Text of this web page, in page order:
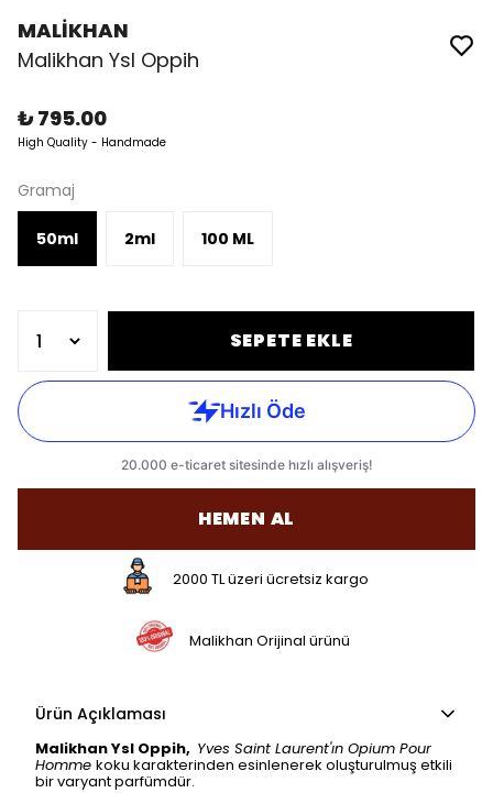
MALİKHAN
Malikhan Ysl Oppih
₺ 795.00
High Quality - Handmade
Gramaj
50ml 2ml 100 ML
SEPETE EKLE
HEMEN AL
2000 TL üzeri ücretsiz kargo
Malikhan Orijinal ürünü
Ürün Açıklaması
Malikhan Ysl Oppih, Yves Saint Laurent'ın Opium Pour
Homme koku karakterinden esinlenerek oluşturulmuş etkili
bir varyant parfümdür.